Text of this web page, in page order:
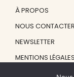
À PROPOS
NOUS CONTACTER
NEWSLETTER
MENTIONS LÉGALES